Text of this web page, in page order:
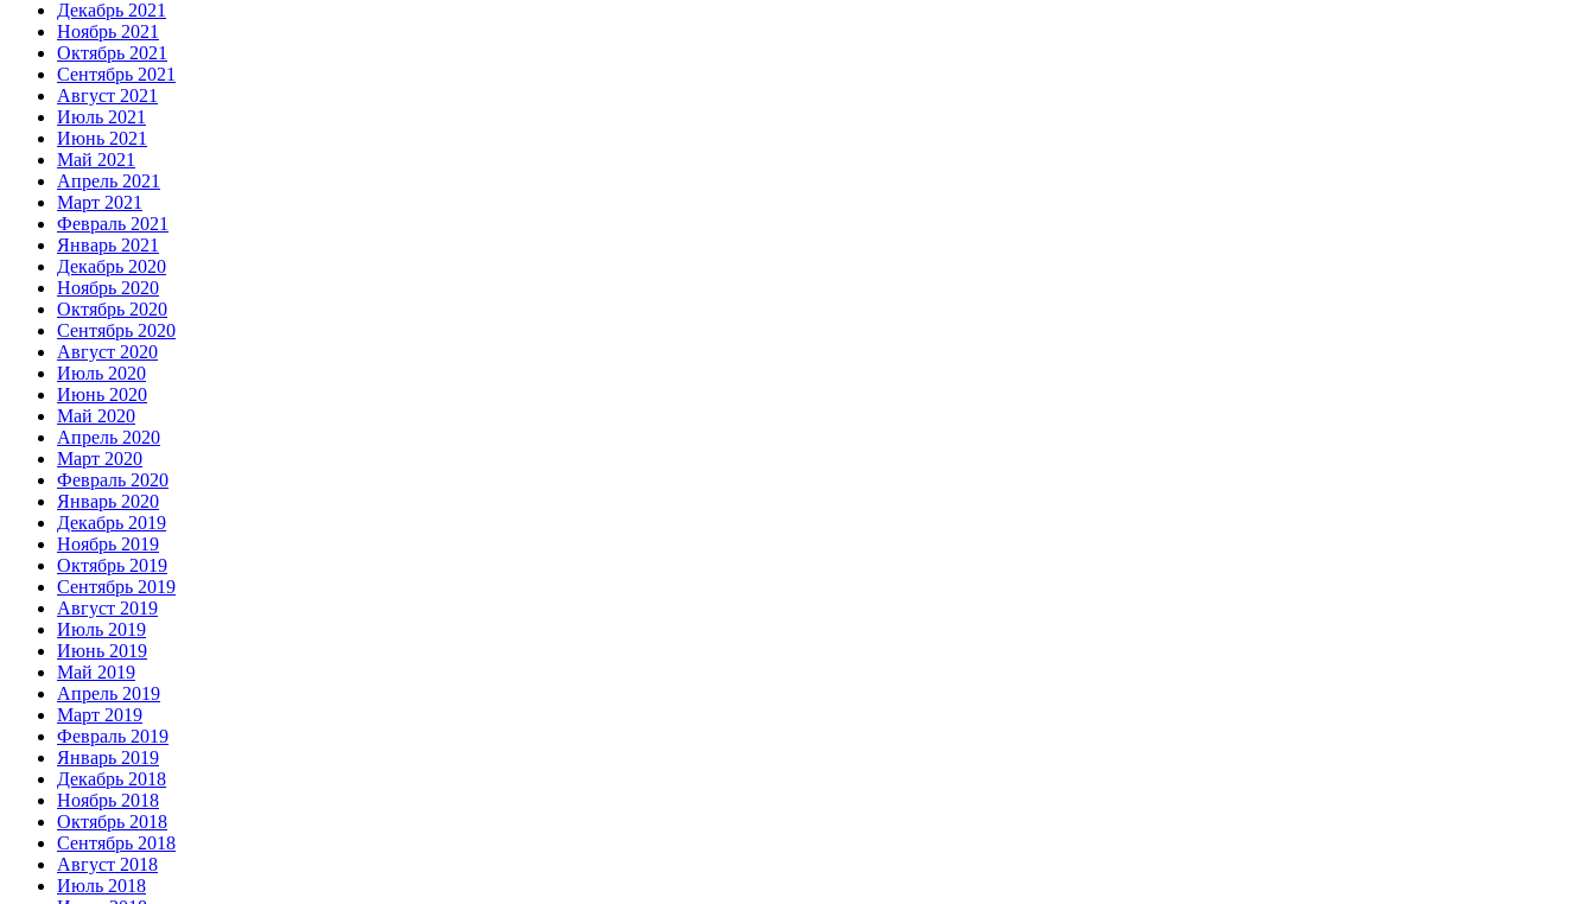
Декабрь 2021
Ноябрь 2021
Октябрь 2021
Сентябрь 2021
Август 2021
Июль 2021
Июнь 2021
Май 2021
Апрель 2021
Март 2021
Февраль 2021
Январь 2021
Декабрь 2020
Ноябрь 2020
Октябрь 2020
Сентябрь 2020
Август 2020
Июль 2020
Июнь 2020
Май 2020
Апрель 2020
Март 2020
Февраль 2020
Январь 2020
Декабрь 2019
Ноябрь 2019
Октябрь 2019
Сентябрь 2019
Август 2019
Июль 2019
Июнь 2019
Май 2019
Апрель 2019
Март 2019
Февраль 2019
Январь 2019
Декабрь 2018
Ноябрь 2018
Октябрь 2018
Сентябрь 2018
Август 2018
Июль 2018